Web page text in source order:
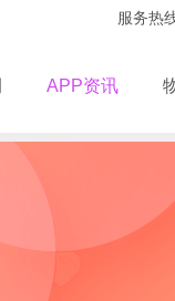
服务热
APP资讯